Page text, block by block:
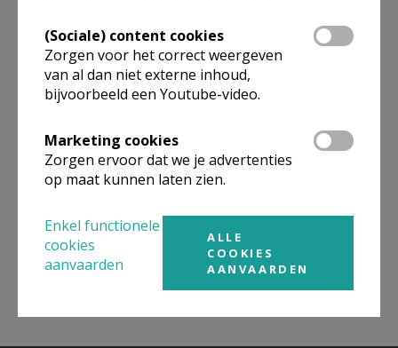
Omgeving
links naar kerken, eventueel van andere
organisaties, in de buurt.
(Sociale) content cookies
Zorgen voor het correct weergeven
van al dan niet externe inhoud,
bijvoorbeeld een Youtube-video.
Marketing cookies
Zorgen ervoor dat we je advertenties
op maat kunnen laten zien.
Enkel functionele
cookies
aanvaarden
ALLE
COOKIES
AANVAARDEN